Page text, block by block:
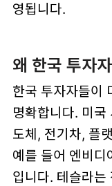
영됩니다.
왜 한국 투자
한국 투자자들이
명확합니다. 미
도체, 전기차, 플
예를 들어 엔비디
입니다. 테슬라는